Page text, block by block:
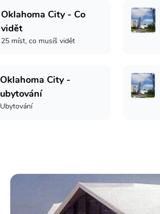
Oklahoma City - Co
vidět
25 míst, co musíš vidět
Oklahoma City -
ubytování
Ubytování